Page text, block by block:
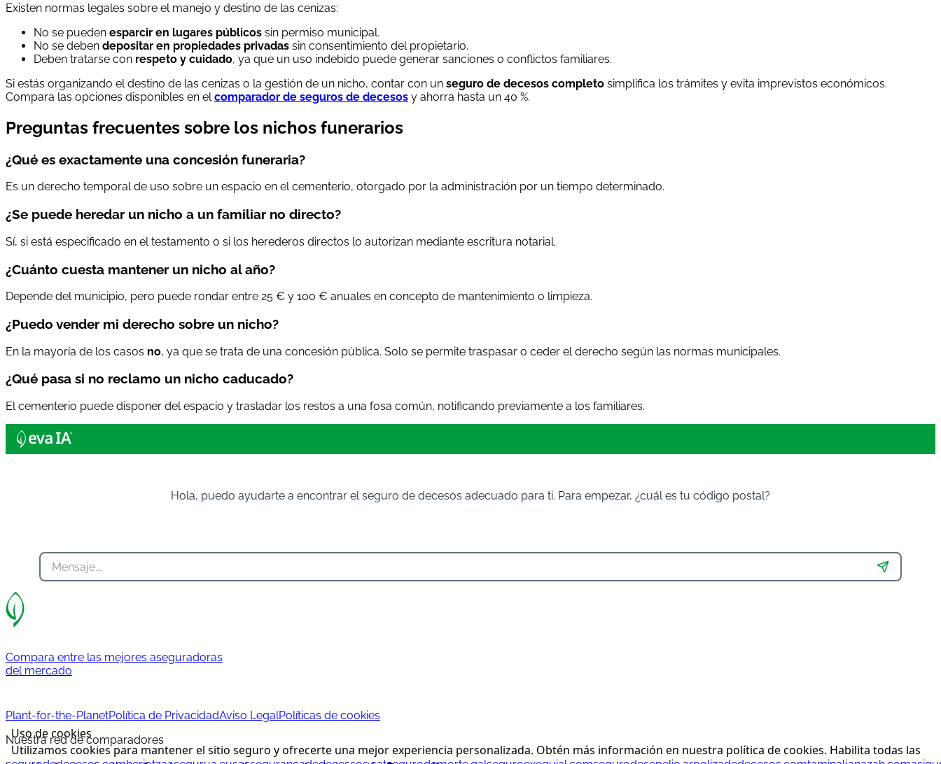
Existen normas legales sobre el manejo y destino de las cenizas:
No se pueden esparcir en lugares públicos sin permiso municipal.
No se deben depositar en propiedades privadas sin consentimiento del propietario.
Deben tratarse con respeto y cuidado, ya que un uso indebido puede generar sanciones o conflictos familiares.
Si estás organizando el destino de las cenizas o la gestión de un nicho, contar con un seguro de decesos completo simplifica los trámites y evita imprevistos económicos.
Compara las opciones disponibles en elcomparador de seguros de decesos y ahorra hasta un 40 %.
Preguntas frecuentes sobre los nichos funerarios
¿Qué es exactamente una concesión funeraria?
Es un derecho temporal de uso sobre un espacio en el cementerio, otorgado por la administración por un tiempo determinado.
¿Se puede heredar un nicho a un familiar no directo?
Sí, si está especificado en el testamento o si los herederos directos lo autorizan mediante escritura notarial.
¿Cuánto cuesta mantener un nicho al año?
Depende del municipio, pero puede rondar entre 25 € y 100 € anuales en concepto de mantenimiento o limpieza.
¿Puedo vender mi derecho sobre un nicho?
En la mayoría de los casos no, ya que se trata de una concesión pública. Solo se permite traspasar o ceder el derecho según las normas municipales.
¿Qué pasa si no reclamo un nicho caducado?
El cementerio puede disponer del espacio y trasladar los restos a una fosa común, notificando previamente a los familiares.
Hola, puedo ayudarte a encontrar el seguro de decesos adecuado para ti. Para empezar, ¿cuál es tu código postal?
Compara entre las mejores aseguradoras
del mercado
Plant-for-the-PlanetPolítica de PrivacidadAviso LegalPolíticas de cookies
Nuestra red de comparadores
Uso de cookies
Utilizamos cookies para mantener el sitio seguro y ofrecerte una mejor experiencia personalizada. Obtén más información en nuestra política de cookies. Habilita todas las